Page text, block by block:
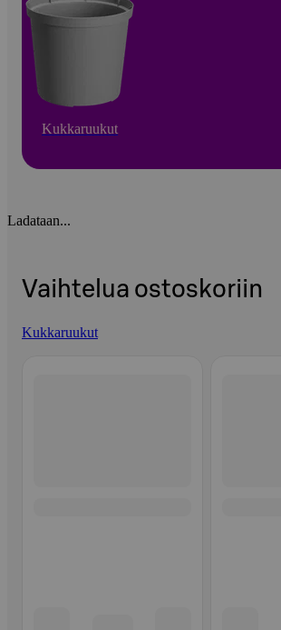
Kukkaruukut
Ladataan...
Vaihtelua ostoskoriin
Kukkaruukut